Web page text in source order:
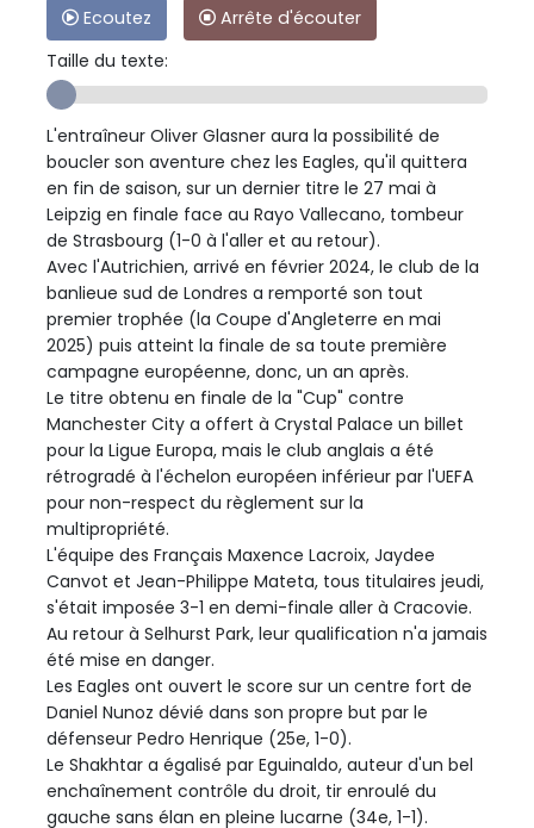
Ecoutez
Arrête d'écouter
Taille du texte:
L'entraîneur Oliver Glasner aura la possibilité de
boucler son aventure chez les Eagles, qu'il quittera
en fin de saison, sur un dernier titre le 27 mai à
Leipzig en finale face au Rayo Vallecano, tombeur
de Strasbourg (1-0 à l'aller et au retour).
Avec l'Autrichien, arrivé en février 2024, le club de la
banlieue sud de Londres a remporté son tout
premier trophée (la Coupe d'Angleterre en mai
2025) puis atteint la finale de sa toute première
campagne européenne, donc, un an après.
Le titre obtenu en finale de la "Cup" contre
Manchester City a offert à Crystal Palace un billet
pour la Ligue Europa, mais le club anglais a été
rétrogradé à l'échelon européen inférieur par l'UEFA
pour non-respect du règlement sur la
multipropriété.
L'équipe des Français Maxence Lacroix, Jaydee
Canvot et Jean-Philippe Mateta, tous titulaires jeudi,
s'était imposée 3-1 en demi-finale aller à Cracovie.
Au retour à Selhurst Park, leur qualification n'a jamais
été mise en danger.
Les Eagles ont ouvert le score sur un centre fort de
Daniel Nunoz dévié dans son propre but par le
défenseur Pedro Henrique (25e, 1-0).
Le Shakhtar a égalisé par Eguinaldo, auteur d'un bel
enchaînement contrôle du droit, tir enroulé du
gauche sans élan en pleine lucarne (34e, 1-1).